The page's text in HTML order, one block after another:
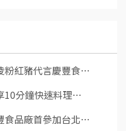
粉紅豬代言慶豐食⋯
10分鐘快速料理⋯
食品廠首參加台北⋯